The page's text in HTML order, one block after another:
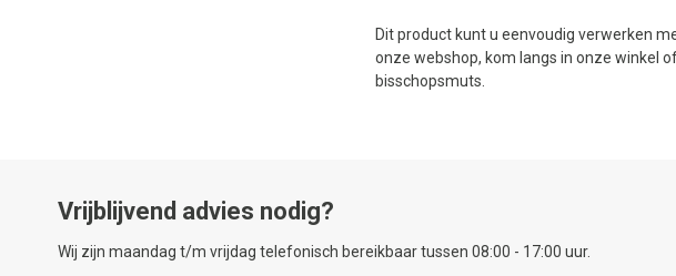
Dit product kunt u eenvoudig verwerken
onze webshop, kom langs in onze winkel
bisschopsmuts.
Vrijblijvend advies nodig?
Wij zijn maandag t/m vrijdag telefonisch bereikbaar tussen 08:00 - 17:00 uur.